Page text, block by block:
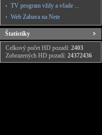
TV program vždy a všade ...
Web Zabava na Nete
Štatistiky
Celkový počet HD pozadí: 2403
Zobrazených HD pozadí: 24372436